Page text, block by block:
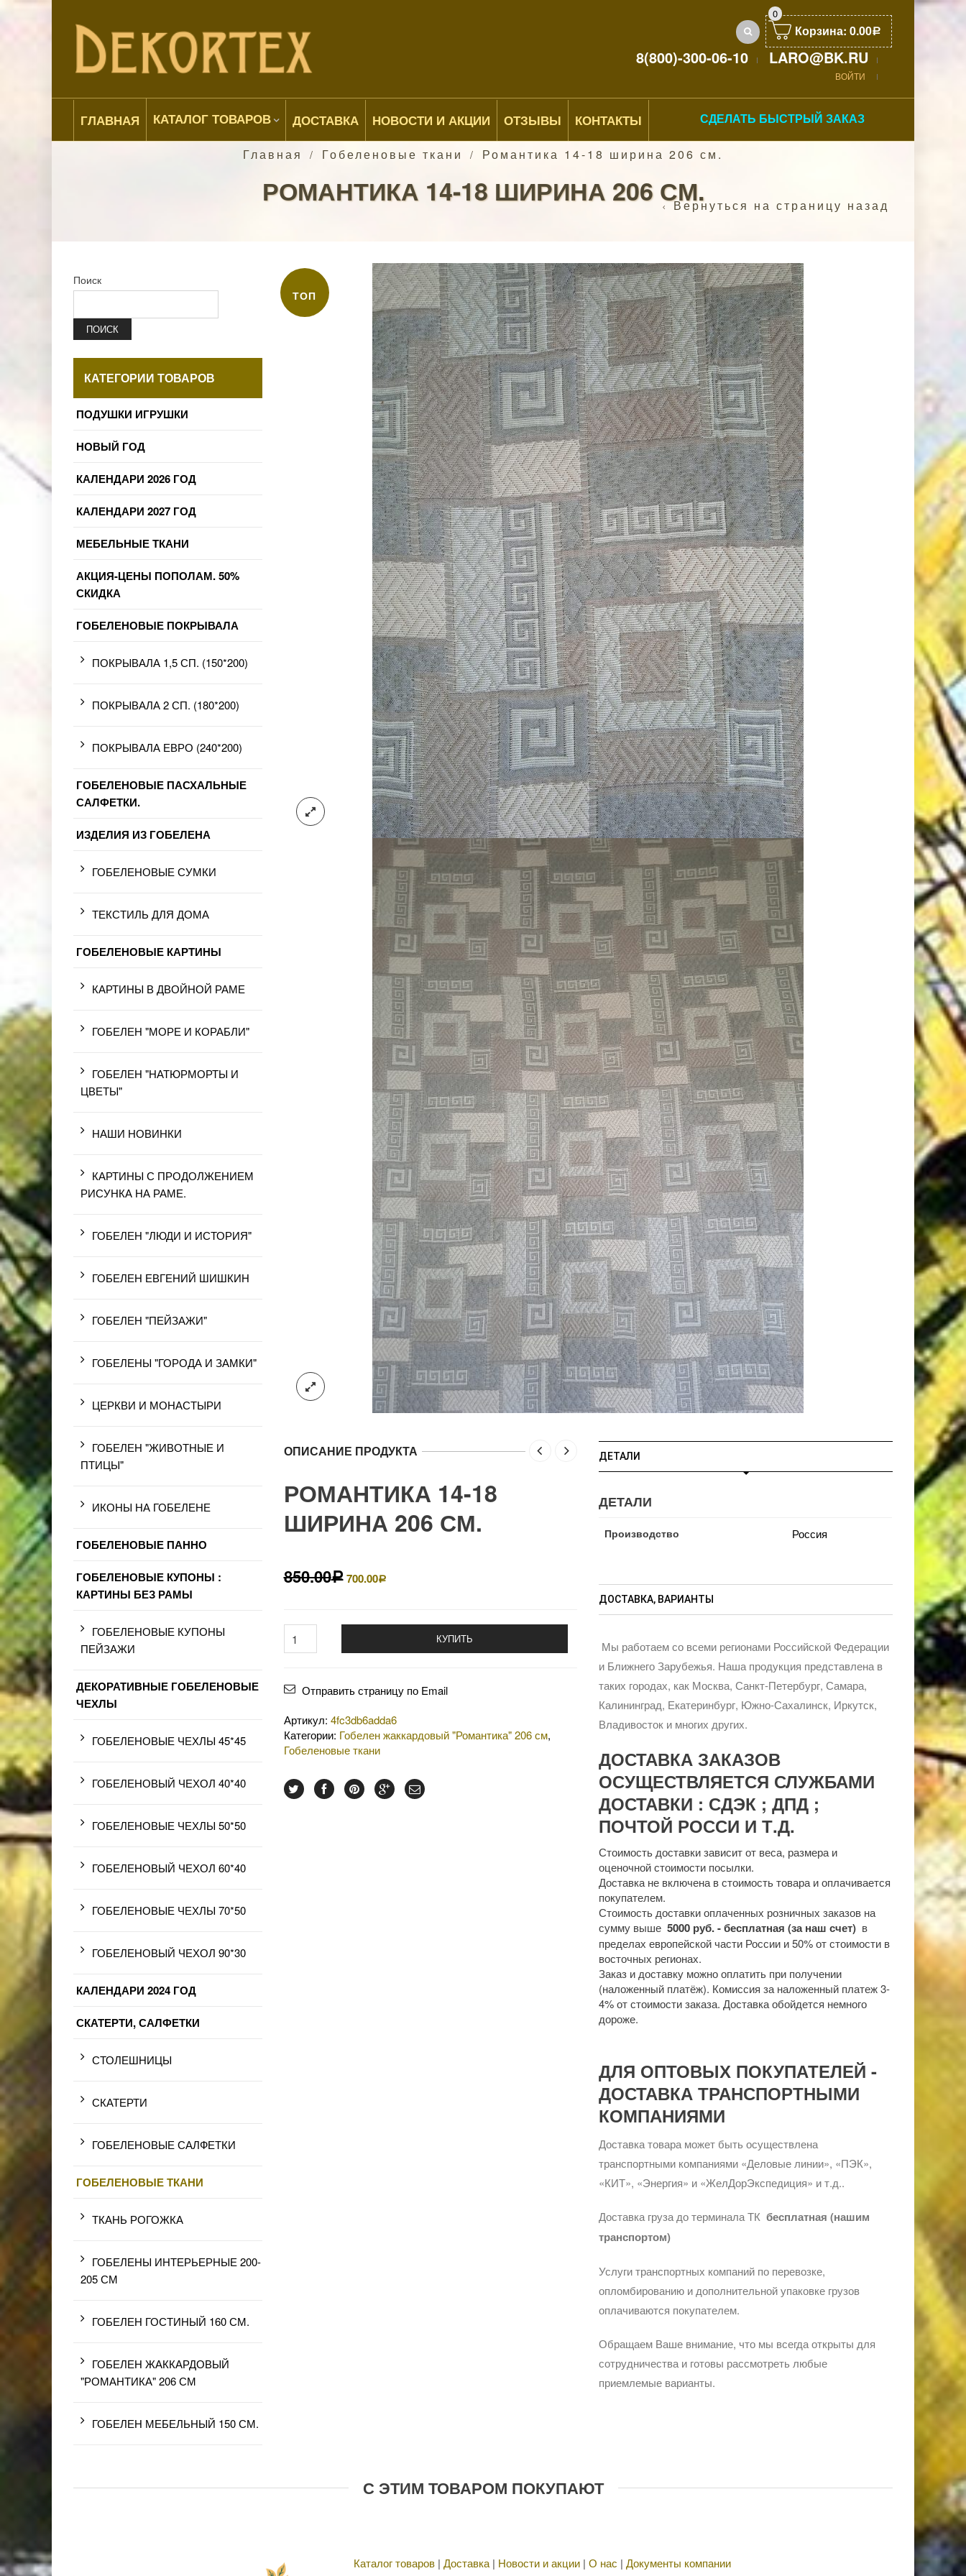
0
Корзина: 0.00Р
8(800)-300-06-10 LARO@BK.RU
ВОЙТИ
ГЛАВНАЯ КАТАЛОГ ТОВАРОВ ДОСТАВКА НОВОСТИ И АКЦИИ ОТЗЫВЫ КОНТАКТЫ СДЕЛАТЬ БЫСТРЫЙ ЗАКАЗ
Главная / Гобеленовые ткани / Романтика 14-18 ширина 206 см.
РОМАНТИКА 14-18 ШИРИНА 206 СМ.Вернуться на страницу назад
ТОП
ОПИСАНИЕ ПРОДУКТА
РОМАНТИКА 14-18
ШИРИНА 206 СМ.
850.00Р 700.00Р
КУПИТЬ
Отправить страницу по Email
Артикул: 4fc3db6adda6
Категории: Гобелен жаккардовый "Романтика" 206 см,
Гобеленовые ткани
ДЕТАЛИ
ДЕТАЛИ
Производство Россия
ДОСТАВКА, ВАРИАНТЫ
Мы работаем со всеми регионами Российской Федерации
и Ближнего Зарубежья. Наша продукция представлена в
таких городах, как Москва, Санкт-Петербург, Самара,
Калининград, Екатеринбург, Южно-Сахалинск, Иркутск,
Владивосток и многих других.
ДОСТАВКА ЗАКАЗОВ
ОСУЩЕСТВЛЯЕТСЯ СЛУЖБАМИ
ДОСТАВКИ : СДЭК ; ДПД ;
ПОЧТОЙ РОССИ И Т.Д.
Стоимость доставки зависит от веса, размера и
оценочной стоимости посылки.
Доставка не включена в стоимость товара и оплачивается
покупателем.
Стоимость доставки оплаченных розничных заказов на
сумму выше 5000 руб. - бесплатная (за наш счет) в
пределах европейской части России и 50% от стоимости в
восточных регионах.
Заказ и доставку можно оплатить при получении
(наложенный платёж). Комиссия за наложенный платеж 3-
4% от стоимости заказа. Доставка обойдется немного
дороже.
ДЛЯ ОПТОВЫХ ПОКУПАТЕЛЕЙ -
ДОСТАВКА ТРАНСПОРТНЫМИ
КОМПАНИЯМИ
Доставка товара может быть осуществлена
транспортными компаниями «Деловые линии», «ПЭК»,
«КИТ», «Энергия» и «ЖелДорЭкспедиция» и т.д..
Доставка груза до терминала ТКбесплатная (нашим
транспортом)
Услуги транспортных компаний по перевозке,
опломбированию и дополнительной упаковке грузов
оплачиваются покупателем.
Обращаем Ваше внимание, что мы всегда открыты для
сотрудничества и готовы рассмотреть любые
приемлемые варианты.
Поиск
ПОИСК
КАТЕГОРИИ ТОВАРОВ
ПОДУШКИ ИГРУШКИ
НОВЫЙ ГОД
КАЛЕНДАРИ 2026 ГОД
КАЛЕНДАРИ 2027 ГОД
МЕБЕЛЬНЫЕ ТКАНИ
АКЦИЯ-ЦЕНЫ ПОПОЛАМ. 50%
СКИДКА
ГОБЕЛЕНОВЫЕ ПОКРЫВАЛА
ПОКРЫВАЛА 1,5 СП. (150*200)
ПОКРЫВАЛА 2 СП. (180*200)
ПОКРЫВАЛА ЕВРО (240*200)
ГОБЕЛЕНОВЫЕ ПАСХАЛЬНЫЕ
САЛФЕТКИ.
ИЗДЕЛИЯ ИЗ ГОБЕЛЕНА
ГОБЕЛЕНОВЫЕ СУМКИ
ТЕКСТИЛЬ ДЛЯ ДОМА
ГОБЕЛЕНОВЫЕ КАРТИНЫ
КАРТИНЫ В ДВОЙНОЙ РАМЕ
ГОБЕЛЕН "МОРЕ И КОРАБЛИ"
ГОБЕЛЕН "НАТЮРМОРТЫ И
ЦВЕТЫ"
НАШИ НОВИНКИ
КАРТИНЫ С ПРОДОЛЖЕНИЕМ
РИСУНКА НА РАМЕ.
ГОБЕЛЕН "ЛЮДИ И ИСТОРИЯ"
ГОБЕЛЕН ЕВГЕНИЙ ШИШКИН
ГОБЕЛЕН "ПЕЙЗАЖИ"
ГОБЕЛЕНЫ "ГОРОДА И ЗАМКИ"
ЦЕРКВИ И МОНАСТЫРИ
ГОБЕЛЕН "ЖИВОТНЫЕ И
ПТИЦЫ"
ИКОНЫ НА ГОБЕЛЕНЕ
ГОБЕЛЕНОВЫЕ ПАННО
ГОБЕЛЕНОВЫЕ КУПОНЫ :
КАРТИНЫ БЕЗ РАМЫ
ГОБЕЛЕНОВЫЕ КУПОНЫ
ПЕЙЗАЖИ
ДЕКОРАТИВНЫЕ ГОБЕЛЕНОВЫЕ
ЧЕХЛЫ
ГОБЕЛЕНОВЫЕ ЧЕХЛЫ 45*45
ГОБЕЛЕНОВЫЙ ЧЕХОЛ 40*40
ГОБЕЛЕНОВЫЕ ЧЕХЛЫ 50*50
ГОБЕЛЕНОВЫЙ ЧЕХОЛ 60*40
ГОБЕЛЕНОВЫЕ ЧЕХЛЫ 70*50
ГОБЕЛЕНОВЫЙ ЧЕХОЛ 90*30
КАЛЕНДАРИ 2024 ГОД
СКАТЕРТИ, САЛФЕТКИ
СТОЛЕШНИЦЫ
СКАТЕРТИ
ГОБЕЛЕНОВЫЕ САЛФЕТКИ
ГОБЕЛЕНОВЫЕ ТКАНИ
ТКАНЬ РОГОЖКА
ГОБЕЛЕНЫ ИНТЕРЬЕРНЫЕ 200-
205 СМ
ГОБЕЛЕН ГОСТИНЫЙ 160 СМ.
ГОБЕЛЕН ЖАККАРДОВЫЙ
"РОМАНТИКА" 206 СМ
ГОБЕЛЕН МЕБЕЛЬНЫЙ 150 СМ.
С ЭТИМ ТОВАРОМ ПОКУПАЮТ
Каталог товаров | Доставка | Новости и акции | О нас | Документы компании